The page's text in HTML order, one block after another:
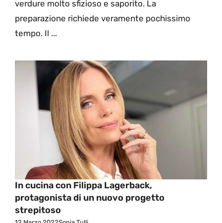
verdure molto sfizioso e saporito. La
preparazione richiede veramente pochissimo
tempo. Il ...
In cucina con Filippa Lagerback,
protagonista di un nuovo progetto
strepitoso